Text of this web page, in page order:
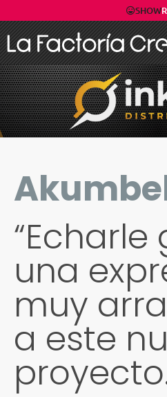
SHOW
“Echarle
una
muy
a este